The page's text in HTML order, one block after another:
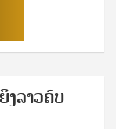
ງ​​ລາວຄົບ​